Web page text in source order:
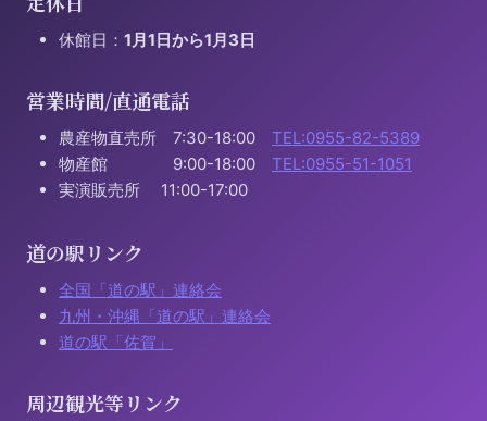
休館日： 1月1日から1月3日
営業時間/直通電話
農産物直売所 7:30-18:00 TEL:0955-82-5389
物産館 9:00-18:00 TEL:0955-51-1051
実演販売所 11:00-17:00
道の駅リンク
全国「道の駅」連絡会
九州・沖縄「道の駅」連絡会
道の駅「佐賀」
周辺観光等リンク